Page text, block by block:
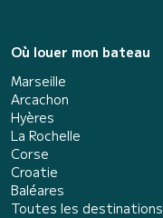
Où louer mon bateau
Marseille
Arcachon
Hyères
La Rochelle
Corse
Croatie
Baléares
Toutes les destinations